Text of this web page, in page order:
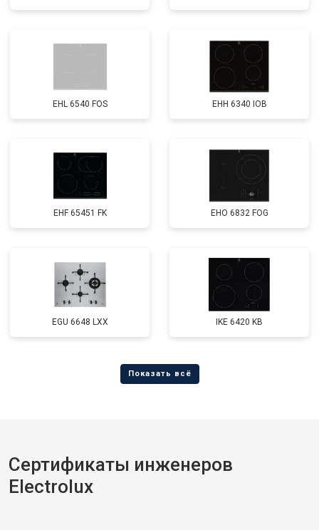
EHL 6540 FOS EHH 6340 IOB
EHF 65451 FK EHO 6832 FOG
EGU 6648 LXX IKE 6420 KB
Сертификаты инженеров
Electrolux